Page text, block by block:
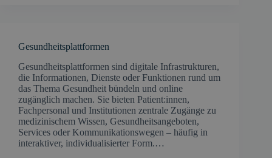
Gesundheitsplattformen
Gesundheitsplattformen sind digitale Infrastrukturen,
die Informationen, Dienste oder Funktionen rund um
das Thema Gesundheit bündeln und online
zugänglich machen. Sie bieten Patient:innen,
Fachpersonal und Institutionen zentrale Zugänge zu
medizinischem Wissen, Gesundheitsangeboten,
Services oder Kommunikationswegen – häufig in
interaktiver, individualisierter Form.…